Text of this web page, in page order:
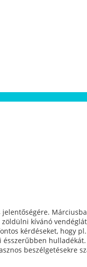
kívánó
kérdéseket, hogy
beszélgetésekre